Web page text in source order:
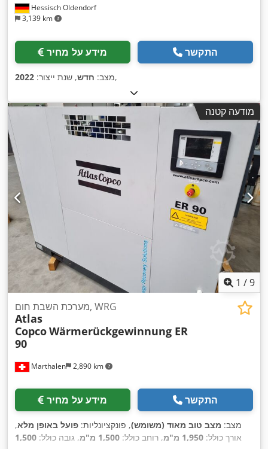
Hessisch Oldendorf
3,139 km
מידע על מחיר התקשר
מצב: חדש, שנת ייצור: 2022 ,
מודעה קטנה
1 /9
Marthalen 2,890 km
מערכת השבת חום, WRG
Atlas
CopcoWärmerückgewinnung ER
90
מידע על מחיר התקשר
מצב: מצב טוב מאוד (משומש), פונקציונליות: פועל באופן מלא,
אורך כולל: 1,950 מ"מ , רוחב כולל: 1,500 מ"מ , גובה כולל: 1,500